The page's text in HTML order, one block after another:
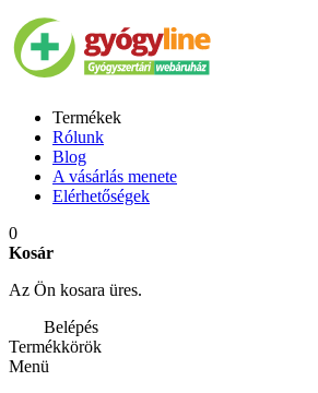
Termékek
Rólunk
Blog
A vásárlás menete
Elérhetőségek
0
Kosár
Az Ön kosara üres.
Belépés
Termékkörök
Menü